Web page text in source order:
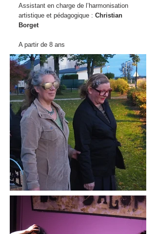
Assistant en charge de l’harmonisation
artistique et pédagogique : Christian
Borget
A partir de 8 ans